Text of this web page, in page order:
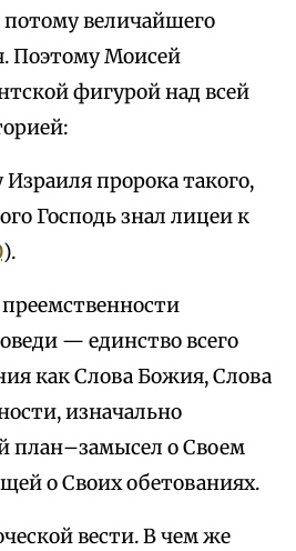
потому величайшего
Поэтому Моисей
фигурой над всей
пророка такого,
Господь знал лицеи к
).
— единство всего
как Слова Божия, Слова
изначально
о Своем
о Своих обетованиях.
вести. В чем же